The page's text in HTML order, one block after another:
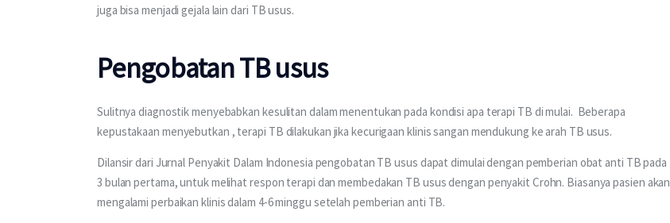
juga bisa menjadi gejala lain dari TB usus.
Pengobatan TB usus
Sulitnya diagnostik menyebabkan kesulitan dalam menentukan pada kondisi apa terapi TB di mulai.  Beberapa
kepustakaan menyebutkan , terapi TB dilakukan jika kecurigaan klinis sangan mendukung ke arah TB usus.
Dilansir dari Jurnal Penyakit Dalam Indonesia pengobatan TB usus dapat dimulai dengan pemberian obat anti TB pada
3 bulan pertama, untuk melihat respon terapi dan membedakan TB usus dengan penyakit Crohn. Biasanya pasien akan
mengalami perbaikan klinis dalam 4-6 minggu setelah pemberian anti TB.